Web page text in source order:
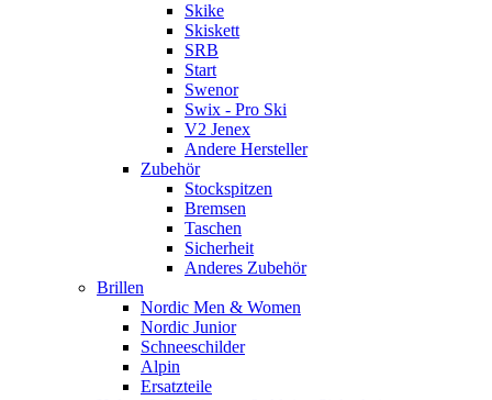
Skike
Skiskett
SRB
Start
Swenor
Swix - Pro Ski
V2 Jenex
Andere Hersteller
Zubehör
Stockspitzen
Bremsen
Taschen
Sicherheit
Anderes Zubehör
Brillen
Nordic Men & Women
Nordic Junior
Schneeschilder
Alpin
Ersatzteile